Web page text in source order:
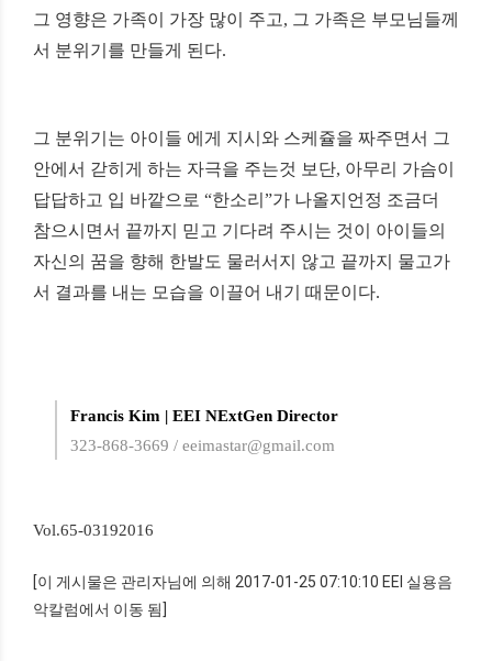
그 영향은 가족이 가장 많이 주고, 그 가족은 부모님들께
서 분위기를 만들게 된다.
그 분위기는 아이들 에게 지시와 스케쥴을 짜주면서 그
안에서 갇히게 하는 자극을 주는것 보단, 아무리 가슴이
답답하고 입 바깥으로 “한소리 ”가 나올지언정 조금더
참으시면서 끝까지 믿고 기다려 주시는 것이 아이들의
자신의 꿈을 향해 한발도 물러서지 않고 끝까지
물고가
서 결과를 내는 모습을 이끌어 내기 때문이다.
Francis Kim | EEI NExtGen Director
323-868-3669 / eeimastar@gmail.com
Vol.65-03192016
[이 게시물은 관리자님에 의해 2017-01-25 07:10:10 EEI 실용음
악칼럼에서 이동 됨]